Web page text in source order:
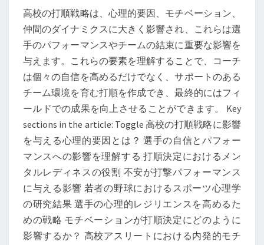
心
理
的
要
因、
モ
チ
ベ
ー
シ
ョ
ン、
仲
間
の
高校の打順戦略は、心理的要因、モチベーション、
仲間のダイナミクスに大きく影響され、これらは選
手のパフォーマンスやチームの結束に重要な影響を
与えます。これらの要素を理解することで、コーチ
は個々の自信を高めるだけでなく、サポートのある
チーム環境を育む打順を作成でき、最終的にはフィ
ールドでの成果を向上させることができます。 Key
sections in the article: Toggle 高校の打順戦略に影響
を与える心理的要因とは？ 選手の自信とパフォー
マンスへの影響を理解する 打順決定におけるメン
タルレディネスの役割 不安が打撃パフォーマンス
に与える影響 若者の野球におけるスポーツ心理学
の研究結果 選手の心理的レジリエンスを高めるた
めの戦略 モチベーションが打順決定にどのように
影響するか？ 高校アスリートにおける内発的モチ